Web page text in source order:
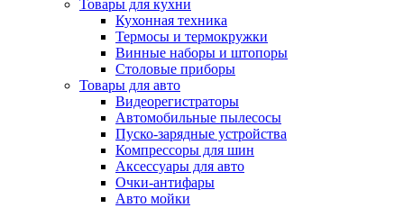
Товары для кухни
Кухонная техника
Термосы и термокружки
Винные наборы и штопоры
Столовые приборы
Товары для авто
Видеорегистраторы
Автомобильные пылесосы
Пуско-зарядные устройства
Компрессоры для шин
Аксессуары для авто
Очки-антифары
Авто мойки